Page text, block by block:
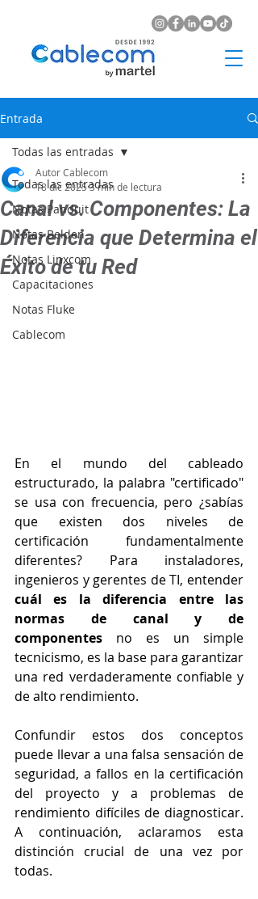
Entrada
Todas las entradas
Notas Panduit
Notas Belden
Notas Linxcom
Capacitaciones
Notas Fluke
Cablecom
Todas las entradas
Canal vs. Componentes: La
Diferencia que Determina el
Éxito de tu Red
Autor Cablecom
18 dic 20253 min de lectura
En el mundo del cableado
estructurado, la palabra "certificado"
se usa con frecuencia, pero ¿sabías
que existen dos niveles de
certificación fundamentalmente
diferentes? Para instaladores,
cuál es la diferencia entre las
normas de canal y de
componentes no es un simple
tecnicismo, es la base para garantizar
una red verdaderamente confiable y
de alto rendimiento.
Confundir estos dos conceptos
puede llevar a una falsa sensación de
seguridad, a fallos en la certificación
del proyecto y a problemas de
rendimiento difíciles de diagnosticar.
A continuación, aclaramos esta
distinción crucial de una vez por
todas.